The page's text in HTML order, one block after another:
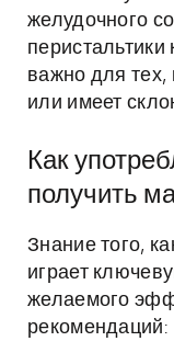
желудочного
важно для тех,
или имеет
Как
получить
Знание того,
играет
желаемого
рекомендаций: